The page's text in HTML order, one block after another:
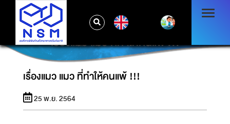
เรื่องแมว แมว ที่ทำให้คนแพ้ !!!
เรื่องแมว แมว ที่ทำให้คนแพ้ !!!
25 พ.ย. 2564